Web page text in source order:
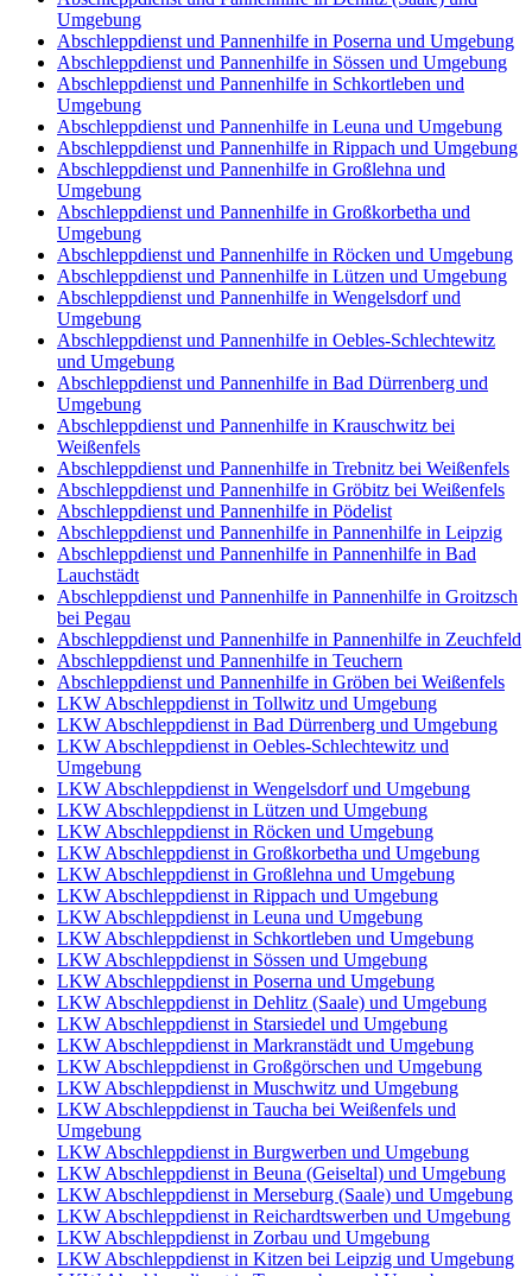
Umgebung
Abschleppdienst und Pannenhilfe in Poserna und Umgebung
Abschleppdienst und Pannenhilfe in Sössen und Umgebung
Abschleppdienst und Pannenhilfe in Schkortleben und
Umgebung
Abschleppdienst und Pannenhilfe in Leuna und Umgebung
Abschleppdienst und Pannenhilfe in Rippach und Umgebung
Abschleppdienst und Pannenhilfe in Großlehna und
Umgebung
Abschleppdienst und Pannenhilfe in Großkorbetha und
Umgebung
Abschleppdienst und Pannenhilfe in Röcken und Umgebung
Abschleppdienst und Pannenhilfe in Lützen und Umgebung
Abschleppdienst und Pannenhilfe in Wengelsdorf und
Umgebung
Abschleppdienst und Pannenhilfe in Oebles-Schlechtewitz
und Umgebung
Abschleppdienst und Pannenhilfe in Bad Dürrenberg und
Umgebung
Abschleppdienst und Pannenhilfe in Krauschwitz bei
Weißenfels
Abschleppdienst und Pannenhilfe in Trebnitz bei Weißenfels
Abschleppdienst und Pannenhilfe in Gröbitz bei Weißenfels
Abschleppdienst und Pannenhilfe in Pödelist
Abschleppdienst und Pannenhilfe in Pannenhilfe in Leipzig
Abschleppdienst und Pannenhilfe in Pannenhilfe in Bad
Lauchstädt
Abschleppdienst und Pannenhilfe in Pannenhilfe in Groitzsch
bei Pegau
Abschleppdienst und Pannenhilfe in Pannenhilfe in Zeuchfeld
Abschleppdienst und Pannenhilfe in Teuchern
Abschleppdienst und Pannenhilfe in Gröben bei Weißenfels
LKW Abschleppdienst in Tollwitz und Umgebung
LKW Abschleppdienst in Bad Dürrenberg und Umgebung
LKW Abschleppdienst in Oebles-Schlechtewitz und
Umgebung
LKW Abschleppdienst in Wengelsdorf und Umgebung
LKW Abschleppdienst in Lützen und Umgebung
LKW Abschleppdienst in Röcken und Umgebung
LKW Abschleppdienst in Großkorbetha und Umgebung
LKW Abschleppdienst in Großlehna und Umgebung
LKW Abschleppdienst in Rippach und Umgebung
LKW Abschleppdienst in Leuna und Umgebung
LKW Abschleppdienst in Schkortleben und Umgebung
LKW Abschleppdienst in Sössen und Umgebung
LKW Abschleppdienst in Poserna und Umgebung
LKW Abschleppdienst in Dehlitz (Saale) und Umgebung
LKW Abschleppdienst in Starsiedel und Umgebung
LKW Abschleppdienst in Markranstädt und Umgebung
LKW Abschleppdienst in Großgörschen und Umgebung
LKW Abschleppdienst in Muschwitz und Umgebung
LKW Abschleppdienst in Taucha bei Weißenfels und
Umgebung
LKW Abschleppdienst in Burgwerben und Umgebung
LKW Abschleppdienst in Beuna (Geiseltal) und Umgebung
LKW Abschleppdienst in Merseburg (Saale) und Umgebung
LKW Abschleppdienst in Reichardtswerben und Umgebung
LKW Abschleppdienst in Zorbau und Umgebung
LKW Abschleppdienst in Kitzen bei Leipzig und Umgebung